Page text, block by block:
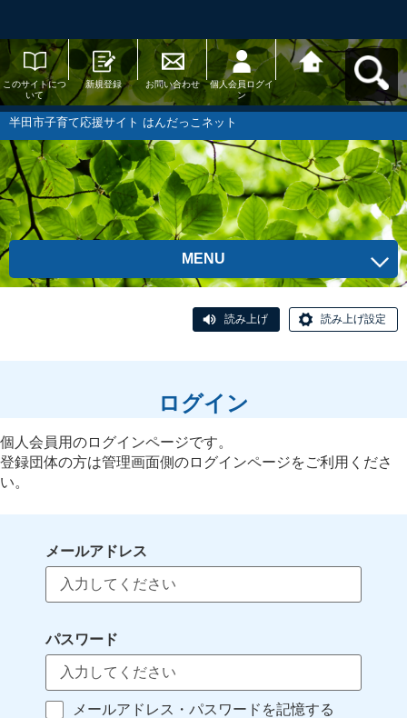
このサイトにつ
いて
新規登録 お問い合わせ
個人会員ログイ
ン
半田市子育て応
援サイト はんだ
っこネットへ戻
半田市子育て応援サイト はんだっこネット
MENU
読み上げ 読み上げ設定
ログイン
個人会員用のログインページです。
登録団体の方は管理画面側のログインページをご利用くださ
い。
メールアドレス
パスワード
メールアドレス・パスワードを記憶する